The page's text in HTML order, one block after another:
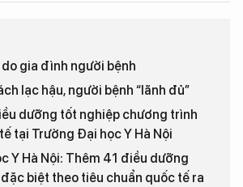
do gia đình người bệnh
lạc hậu, người bệnh “lãnh đủ”
dưỡng tốt nghiệp chương trình
tại Trường Đại học Y Hà Nội
Y Hà Nội: Thêm 41 điều dưỡng
biệt theo tiêu chuẩn quốc tế ra